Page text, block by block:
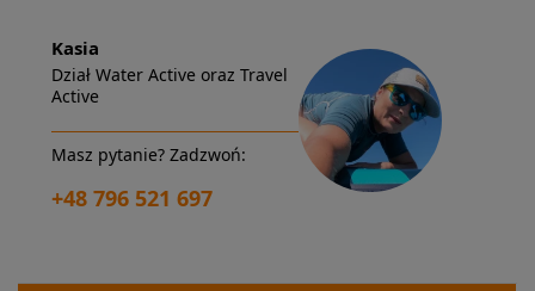
Kasia
Dział Water Active oraz Travel
Active
Masz pytanie? Zadzwoń:
+48 796 521 697